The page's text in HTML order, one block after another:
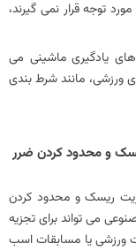
توجه قرار نمی گیرند،
یادگیری ماشینی می‌
ورزشی، مانند شرط‌ بندی
و محدود کردن ضرر
ریسک و محدود کردن
می تواند برای تجزیه
ورزشی یا مسابقات اسب